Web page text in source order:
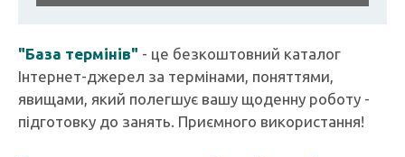
"База термінів" - це безкоштовний каталог
Інтернет-джерел за термінами, поняттями,
явищами, який полегшує вашу щоденну роботу -
підготовку до занять. Приємного використання!